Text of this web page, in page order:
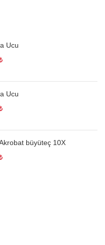
Ucu
Ucu
büyüteç 10X